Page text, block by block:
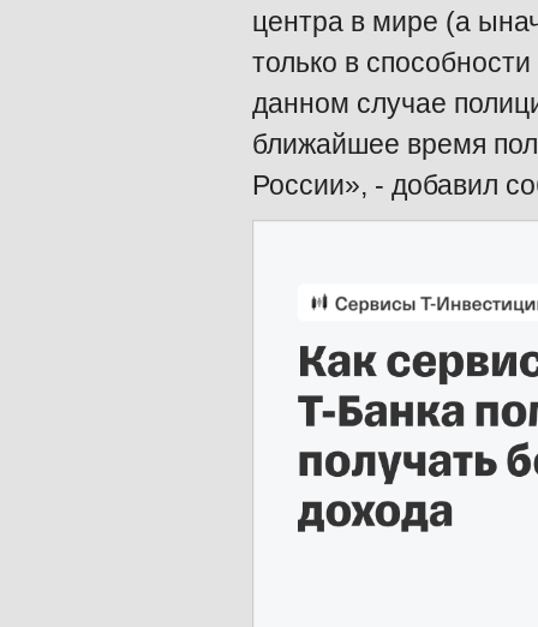
центра в мире (а
только в
данном случае
ближайшее время
России», - добавил